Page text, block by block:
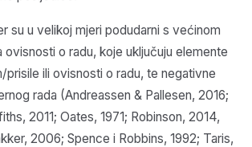
su u velikoj mjeri podudarni s većinom
o radu, koje uključuju elemente
prisile ili ovisnosti o radu, te negativne
rada (Andreassen & Pallesen, 2016;
2011; Oates, 1971; Robinson, 2014,
2006; Spence i Robbins, 1992; Taris,